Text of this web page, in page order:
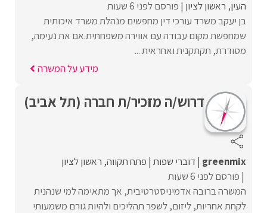
העין ראשון לציון פורסם לפני 6 שעות
בן יעקב משרד עורכי דין מחפשים מנהלת משרד איכותית
שמחפשת מקום עבודה עם אווירה משפחתית.אם את נעימה,
מסודרת, תקתקנית ואחראית ...
מידע על המשרה
דרוש/ה מזכיר/ת חברה (תל אביב)
greenmix דוברי שפות פתח תקווה ראשון לציון
פורסם לפני 6 שעות
המשרה ברובה אדמיניסטרטיבית, אך מתאימה למי שנהנית
לקחת אחריות, ליזום, לשפר תהליכים ולהיות גורם משמעותי